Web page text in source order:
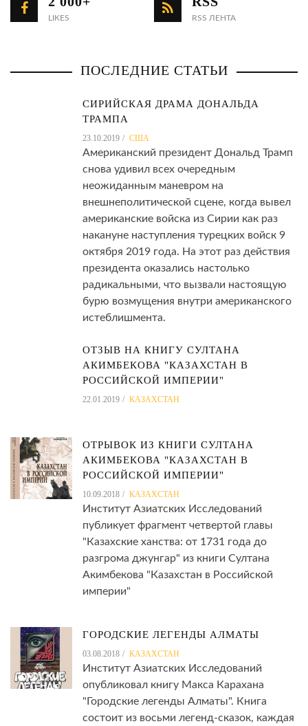
LIKES RSS ЛЕНТА
ПОСЛЕДНИЕ СТАТЬИ
СИРИЙСКАЯ ДРАМА ДОНАЛЬДА
ТРАМПА
23.10.2019 США
Американский президент Дональд Трамп
снова удивил всех очередным
неожиданным маневром на
внешнеполитической сцене, когда вывел
американские войска из Сирии как раз
накануне наступления турецких войск 9
октября 2019 года. На этот раз действия
президента оказались настолько
радикальными, что вызвали настоящую
бурю возмущения внутри американского
истеблишмента.
ОТЗЫВ НА КНИГУ СУЛТАНА
АКИМБЕКОВА "КАЗАХСТАН В
РОССИЙСКОЙ ИМПЕРИИ"
22.01.2019 КАЗАХСТАН
ОТРЫВОК ИЗ КНИГИ СУЛТАНА
АКИМБЕКОВА "КАЗАХСТАН В
РОССИЙСКОЙ ИМПЕРИИ"
10.09.2018 КАЗАХСТАН
Институт Азиатских Исследований
публикует фрагмент четвертой главы
"Казахские ханства: от 1731 года до
разгрома джунгар" из книги Султана
Акимбекова "Казахстан в Российской
империи"
ГОРОДСКИЕ ЛЕГЕНДЫ АЛМАТЫ
03.08.2018 КАЗАХСТАН
Институт Азиатских Исследований
опубликовал книгу Макса Карахана
"Городские легенды Алматы". Книга
состоит из восьми легенд-сказок, каждая